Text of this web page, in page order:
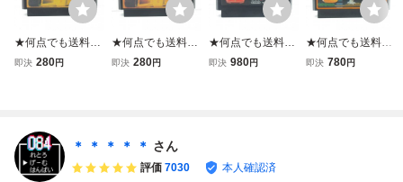
★何点でも送料１
８５円★ タイトー
確認済み
即決 280円
★何点でも送料１
８５円★ タイトー
作確認済み
即決 280円
★何点でも送料１
８５円★ ハイウェ
即決 980円
★何点でも送料１
８５円★ 11 バー
即決 780円
＊ ＊ ＊ ＊ ＊ さん
評価 7030 本人確認済